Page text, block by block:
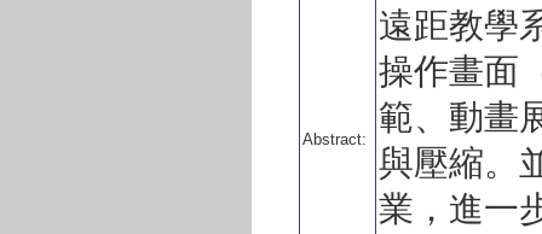
Abstract:
遠距教學
操作畫面
範、動畫
與壓縮。
業，進一